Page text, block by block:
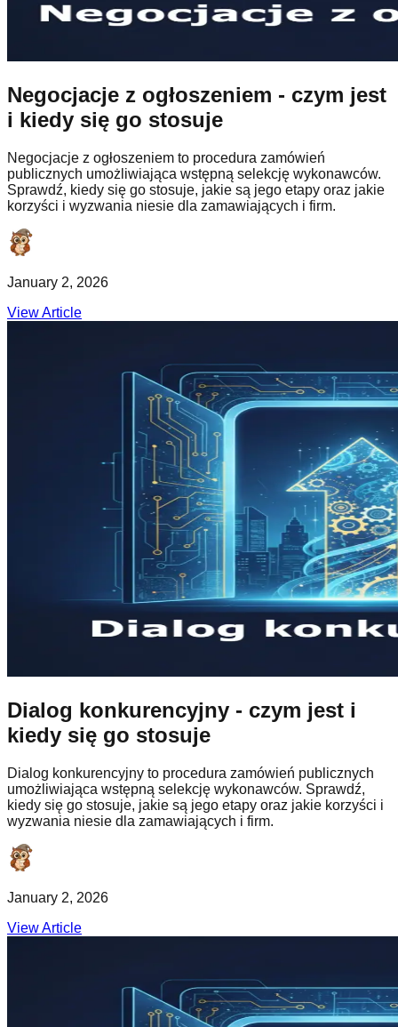
Negocjacje z ogłoszeniem - czym jest
i kiedy się go stosuje
Negocjacje z ogłoszeniem to procedura zamówień
publicznych umożliwiająca wstępną selekcję wykonawców.
Sprawdź, kiedy się go stosuje, jakie są jego etapy oraz jakie
korzyści i wyzwania niesie dla zamawiających i firm.
January 2, 2026
View Article
Dialog konkurencyjny - czym jest i
kiedy się go stosuje
Dialog konkurencyjny to procedura zamówień publicznych
umożliwiająca wstępną selekcję wykonawców. Sprawdź,
kiedy się go stosuje, jakie są jego etapy oraz jakie korzyści i
wyzwania niesie dla zamawiających i firm.
January 2, 2026
View Article